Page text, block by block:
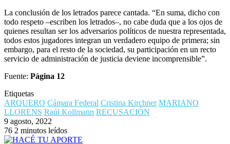
La conclusión de los letrados parece cantada. “En suma, dicho con
todo respeto –escriben los letrados–, no cabe duda que a los ojos de
quienes resultan ser los adversarios políticos de nuestra representada,
todos estos jugadores integran un verdadero equipo de primera; sin
embargo, para el resto de la sociedad, su participación en un recto
servicio de administración de justicia deviene incomprensible”.
Fuente: Página 12
Etiquetas
ARQUERO Cámara Federal Cristina Kirchner MARIANO
LLORENS Raúl Kollmann RECUSACIÓN
9 agosto, 2022
76 2 minutos leídos